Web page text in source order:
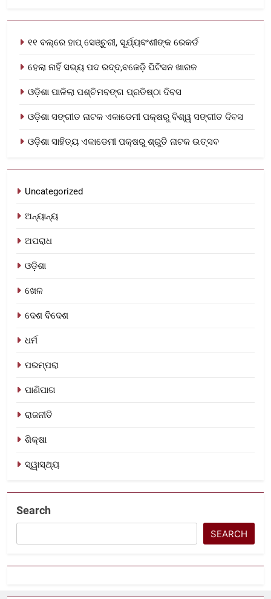
୧୧ ବଲ୍‌ରେ ହାପ୍ ସେଞ୍ଚୁରୀ, ସୂର୍ଯ୍ୟବଂଶୀଙ୍କ ରେକର୍ଡ
ହେଲା ନାହିଁ ସଭ୍ୟ ପଦ ରଦ୍ଦ,ବଜେଡ଼ି ପିଟିସନ ଖାରଜ
ଓଡ଼ିଶା ପାଳିଲା ପଶ୍ଚିମବଙ୍ଗ ପ୍ରତିଷ୍ଠା ଦିବସ
ଓଡ଼ିଶା ସଙ୍ଗୀତ ନାଟକ ଏକାଡେମୀ ପକ୍ଷରୁ ବିଶ୍ୱ ସଙ୍ଗୀତ ଦିବସ
ଓଡ଼ିଶା ସାହିତ୍ୟ ଏକାଡେମୀ ପକ୍ଷରୁ ଶ୍ରୁତି ନାଟକ ଉତ୍ସବ
Uncategorized
ଅନ୍ୟାନ୍ୟ
ଅପରାଧ
ଓଡ଼ିଶା
ଖେଳ
ଦେଶ ବିଦେଶ
ଧର୍ମ
ପରମ୍ପରା
ପାଣିପାଗ
ରାଜନୀତି
ଶିକ୍ଷା
ସ୍ୱାସ୍ଥ୍ୟ
Search
SEARCH